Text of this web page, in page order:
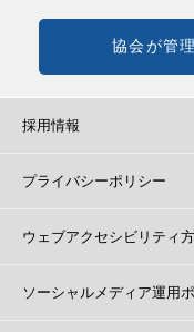
協会が管
採用情報
プライバシーポリシー
ウェブアクセシビリティ
ソーシャルメディア運用